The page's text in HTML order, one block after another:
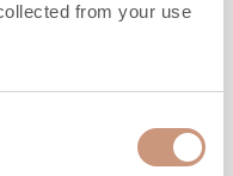
from your use